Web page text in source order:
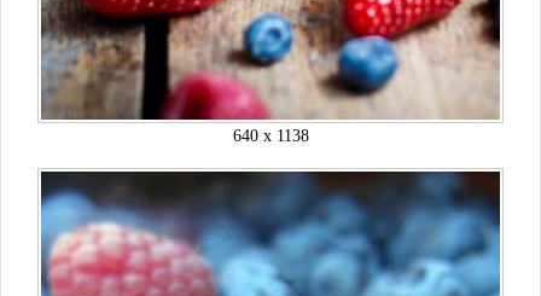
640 x 1138